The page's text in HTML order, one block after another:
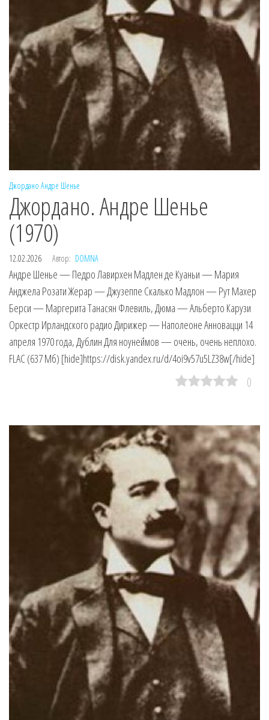
Джордано Андре Шенье
Джордано. Андре Шенье
(1970)
12.02.2026 Автор: DOMNA
Андре Шенье — Педро Лавирхен Мадлен де Куаньи — Мария
Анджела Розати Жерар — Джузеппе Скалько Мадлон — Рут Махер
Берси — Маргерита Танасян Флевиль, Дюма — Альберто Карузи
Оркестр Ирландского радио Дирижер — Наполеоне Анновацци 14
апреля 1970 года, Дублин Для ноунеймов — очень, очень неплохо.
FLAC (637 Мб) [hide]https://disk.yandex.ru/d/4oi9v57u5LZ38w[/hide]
0